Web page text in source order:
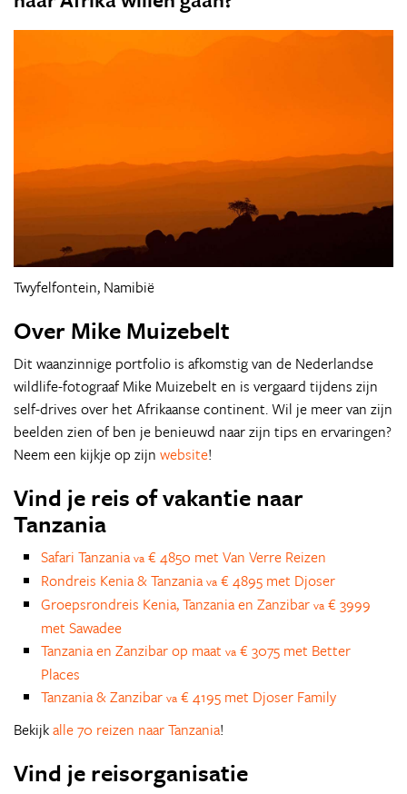
Twyfelfontein, Namibië
Over Mike Muizebelt
Dit waanzinnige portfolio is afkomstig van de Nederlandse
wildlife-fotograaf Mike Muizebelt en is vergaard tijdens zijn
self-drives over het Afrikaanse continent. Wil je meer van zijn
beelden zien of ben je benieuwd naar zijn tips en ervaringen?
Neem een kijkje op zijn website!
Vind je reis of vakantie naar
Tanzania
Safari Tanzania va € 4850 met Van Verre Reizen
Rondreis Kenia & Tanzania va € 4895 met Djoser
Groepsrondreis Kenia, Tanzania en Zanzibar va € 3999
met Sawadee
Tanzania en Zanzibar op maat va € 3075 met Better
Places
Tanzania & Zanzibar va € 4195 met Djoser Family
Bekijkalle 70 reizen naar Tanzania!
Vind je reisorganisatie